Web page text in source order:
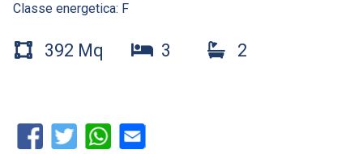
Classe energetica: F
392 Mq 3 2